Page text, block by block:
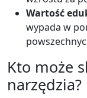
Wartość
wypada w
Kto może
narzędzia?